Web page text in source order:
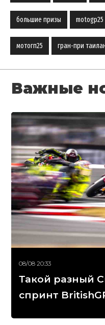
большие призы motogp25
мотогп25 гран-при
Важные
08/08 20:33
Такой разный
спринт